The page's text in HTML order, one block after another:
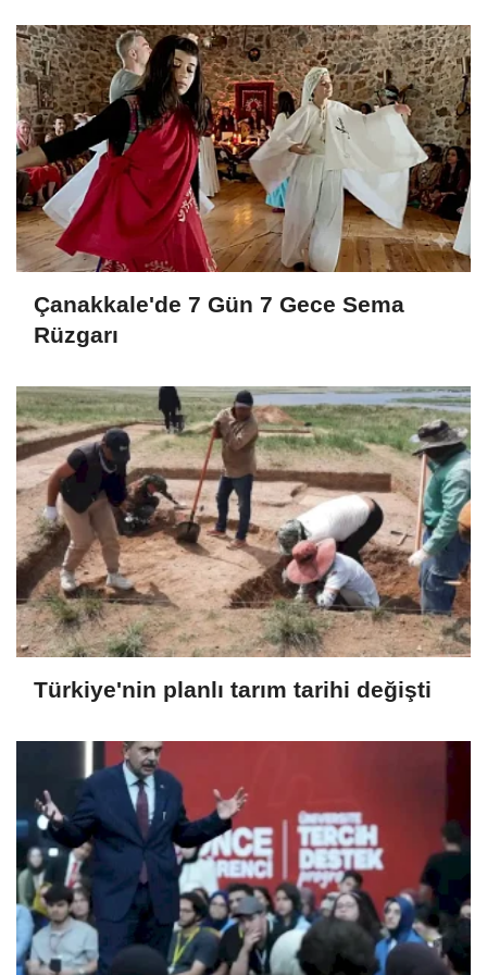
Çanakkale'de 7 Gün 7 Gece Sema
Rüzgarı
Türkiye'nin planlı tarım tarihi değişti